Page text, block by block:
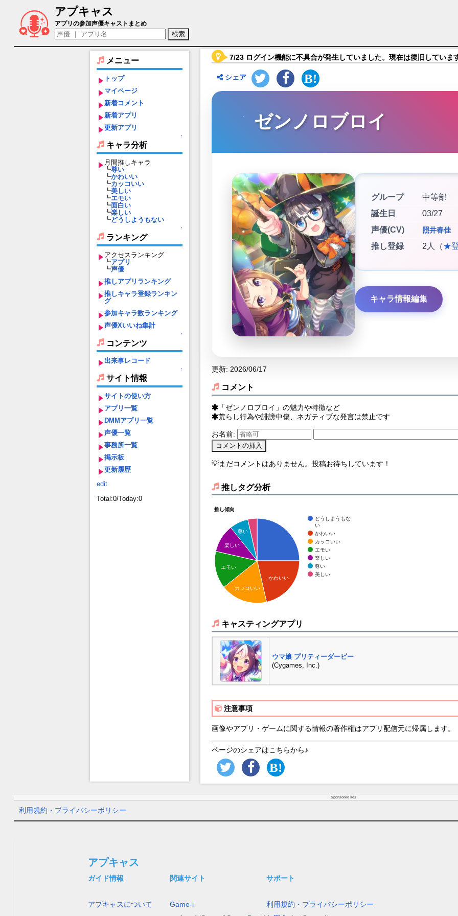
アプキャス
ゼンノロブロイ（声優：照井春佳)【ウマ娘 プリティーダービー】キャラ紹介
アプリの参加声優キャストまとめ
メニュー
トップ
マイページ
新着コメント
新着アプリ
更新アプリ
↑
キャラ分析
月間推しキャラ
┗尊い
┗かわいい
┗カッコいい
┗美しい
┗エモい
┗面白い
┗楽しい
┗どうしようもない
↑
ランキング
アクセスランキング
┗アプリ
┗声優
推しアプリランキング
推しキャラ登録ランキン
グ
参加キャラ数ランキング
声優Xいいね集計
↑
コンテンツ
出来事レコード
↑
サイト情報
サイトの使い方
アプリ一覧
DMMアプリ一覧
声優一覧
事務所一覧
掲示板
更新履歴
edit
Total:0/Today:0
7/23 ログイン機能に不具合が発生していました。現在は復旧していま
シェア
ゼンノロブロイ
グループ
中等部
誕生日
03/27
声優(CV)
照井春佳
推し登録 2人（★
キャラ情報編集
更新: 2026/06/17
コメント
「ゼンノロブロイ」の魅力や特徴など
荒らし行為や誹謗中傷、ネガティブな発言は禁止です
お名前:
💡まだコメントはありません。投稿お待ちしています！
推しタグ分析
推し傾向
どうしようもな
い
かわいい
カッコいい
エモい
楽しい
尊い
美しい
かわいい
尊い
楽しい
エモい
カッコいい
キャスティングアプリ
ウマ娘 プリティーダービー
(Cygames, Inc.)
注意事項
画像やアプリ・ゲームに関する情報の著作権はアプリ配信元に帰属します。
ページのシェアはこちらから♪
Sponsored ads
利用規約・プライバシーポリシー
アプキャス
ガイド情報
アプキャスについて
関連サイト
Game-i
サポート
利用規約・プライバシーポリシー